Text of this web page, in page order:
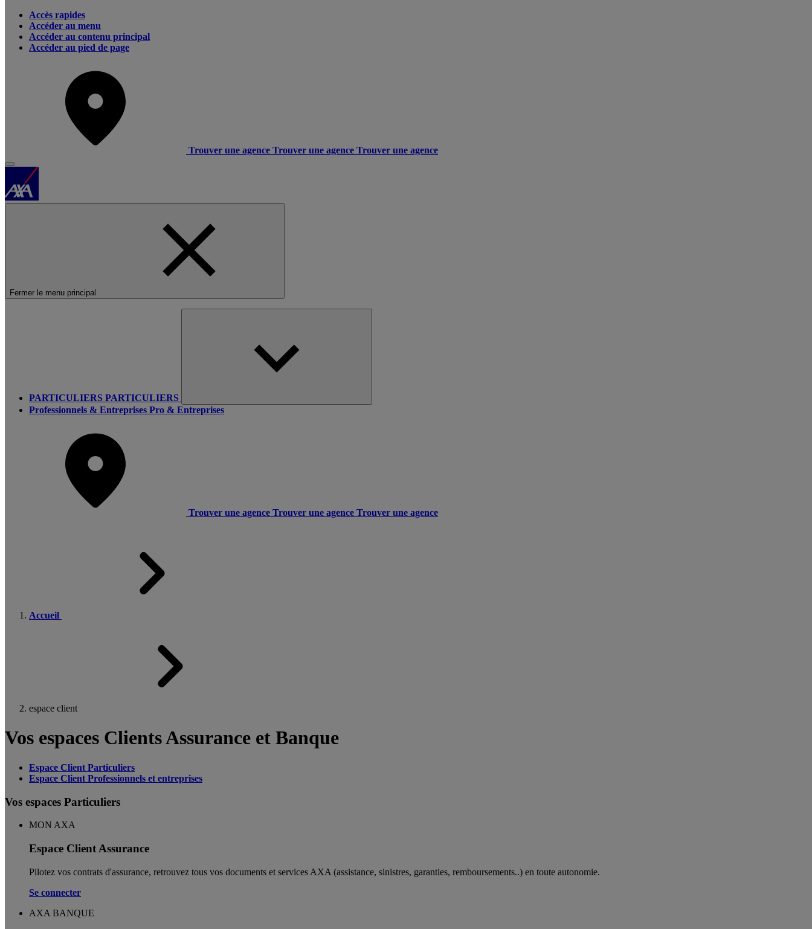
Accès rapides
Accéder au menu
Accéder au contenu principal
Accéder au pied de page
Trouver une agence Trouver une agence Trouver une agence
Fermer le menu principal
PARTICULIERS PARTICULIERS
Professionnels & Entreprises Pro & Entreprises
Trouver une agence Trouver une agence Trouver une agence
Accueil
espace client
Vos espaces Clients Assurance et Banque
Espace Client Particuliers
Espace Client Professionnels et entreprises
Vos espaces Particuliers
MON AXA
Espace Client Assurance
Pilotez vos contrats d'assurance, retrouvez tous vos documents et services AXA (assistance, sinistres, garanties, remboursements..) en toute autonomie. ​
Se connecter
AXA BANQUE